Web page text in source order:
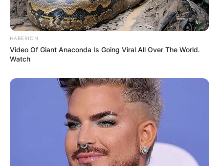
HABERION
Video Of Giant Anaconda Is Going Viral All Over The World.
Watch